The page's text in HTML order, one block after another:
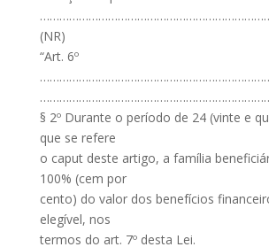
(NR)
“Art. 6º
§ 2º Durante o período de 24 (vinte e
que se refere
o caput deste artigo, a família
100% (cem por
cento) do valor dos benefícios
elegível, nos
termos do art. 7º desta Lei.